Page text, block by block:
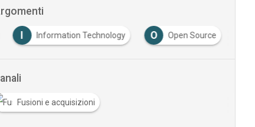
Information Technology O Open Source
Fusioni e acquisizioni